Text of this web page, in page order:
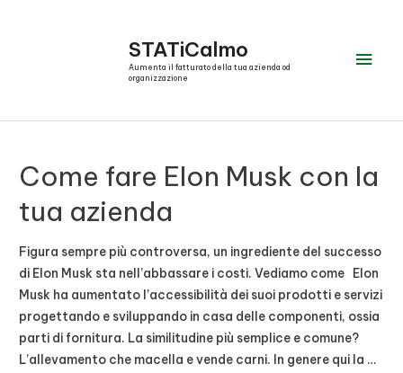
STATiCalmo
Aumenta il fatturato della tua azienda od
organizzazione
Come fare Elon Musk con la
tua azienda
Figura sempre più controversa, un ingrediente del successo
di Elon Musk sta nell’abbassare i costi. Vediamo come Elon
Musk ha aumentato l’accessibilità dei suoi prodotti e servizi
progettando e sviluppando in casa delle componenti, ossia
parti di fornitura. La similitudine più semplice e comune?
L’allevamento che macella e vende carni. In genere qui la …